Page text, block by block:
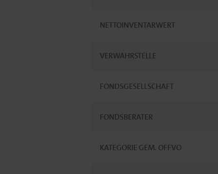
NETTOINVENTARWERT
VERWAHRSTELLE
FONDSGESELLSCHAFT
FONDSBERATER
KATEGORIE GEM. OFFVO